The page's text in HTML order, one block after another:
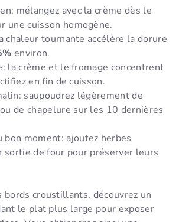
mélangez avec la crème dès le
une cuisson homogène.
chaleur tournante accélère la dorure
environ.
la crème et le fromage concentrent
en fin de cuisson.
saupoudrez légèrement de
de chapelure sur les 10 dernières
bon moment: ajoutez herbes
sortie de four pour préserver leurs
bords croustillants, découvrez un
le plat plus large pour exposer